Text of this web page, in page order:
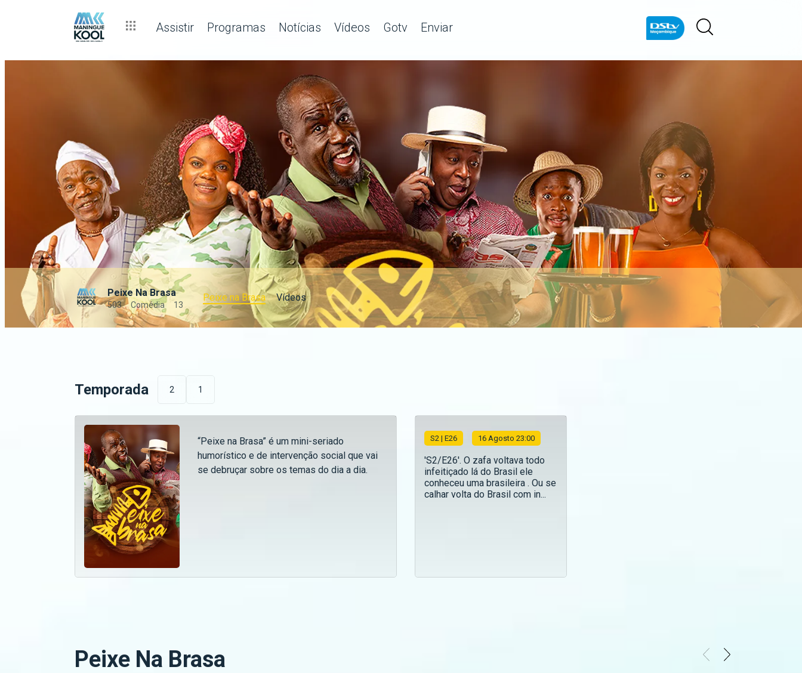
Assistir Programas Notícias Vídeos Gotv Enviar
Peixe Na Brasa
503 Comédia 13
Peixe na Brasa Vídeos
Temporada 2 1
“Peixe na Brasa” é um mini-seriado
humorístico e de intervenção social que vai
se debruçar sobre os temas do dia a dia.
S2 | E26 16 Agosto 23:00
'S2/E26'. O zafa voltava todo
infeitiçado lá do Brasil ele
conheceu uma brasileira . Ou se
calhar volta do Brasil com in...
Peixe Na Brasa